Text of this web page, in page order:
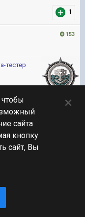
1
153
тестер
BLACK
сайта
кнопку
сайт, Вы
×